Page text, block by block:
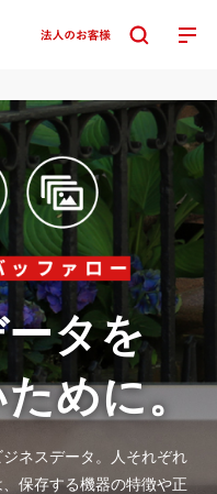
タを
めに。
ネスデータ。人それぞれ
保存する機器の特徴や正